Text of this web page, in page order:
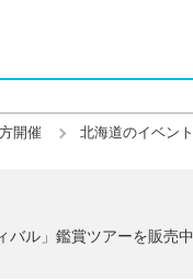
開催 北海道のイベント
バル」鑑賞ツアーを販売中